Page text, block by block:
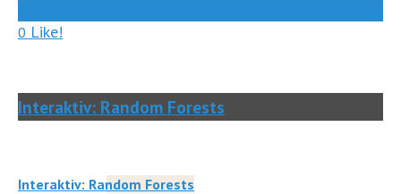
0 Like!
Interaktiv: Random Forests
Interaktiv: Random Forests